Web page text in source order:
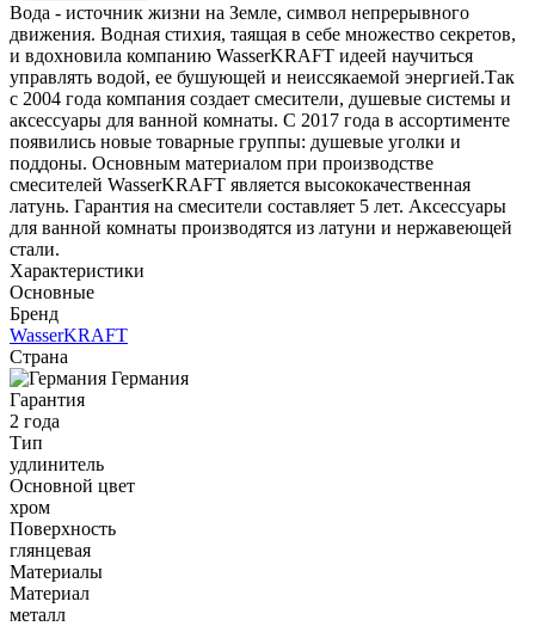
Вода - источник жизни на Земле, символ непрерывного
движения. Водная стихия, таящая в себе множество секретов,
и вдохновила компанию WasserKRAFT идеей научиться
управлять водой, ее бушующей и неиссякаемой энергией.Так
с 2004 года компания создает смесители, душевые системы и
аксессуары для ванной комнаты. С 2017 года в ассортименте
появились новые товарные группы: душевые уголки и
поддоны. Основным материалом при производстве
смесителей WasserKRAFT является высококачественная
латунь. Гарантия на смесители составляет 5 лет. Аксессуары
для ванной комнаты производятся из латуни и нержавеющей
стали.
Характеристики
Основные
Бренд
WasserKRAFT
Страна
Германия
Гарантия
2 года
Тип
удлинитель
Основной цвет
хром
Поверхность
глянцевая
Материалы
Материал
металл